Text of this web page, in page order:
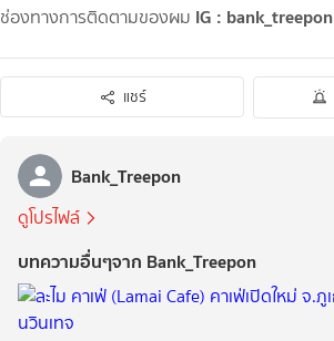
ช่องทางการติดตามของผม IG : bank_treepon
แชร์
Bank_Treepon
ดูโปรไฟล์
บทความอื่นๆจาก Bank_Treepon